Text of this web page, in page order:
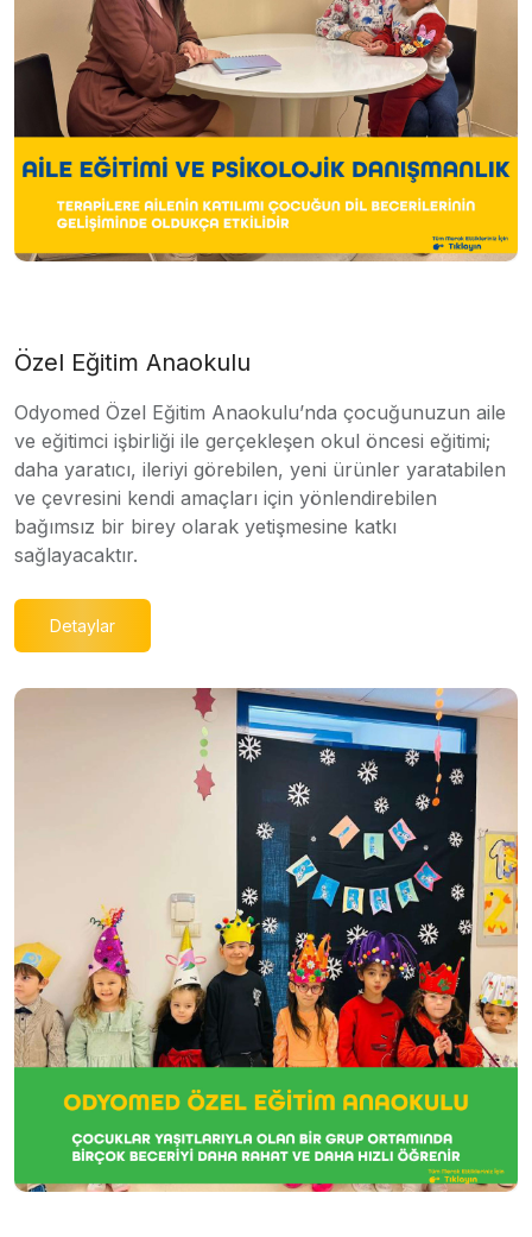
Özel Eğitim Anaokulu
Odyomed Özel Eğitim Anaokulu’nda çocuğunuzun aile
ve eğitimci işbirliği ile gerçekleşen okul öncesi eğitimi;
daha yaratıcı, ileriyi görebilen, yeni ürünler yaratabilen
ve çevresini kendi amaçları için yönlendirebilen
bağımsız bir birey olarak yetişmesine katkı
sağlayacaktır.
Detaylar